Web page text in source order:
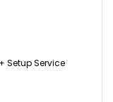
Setup Service